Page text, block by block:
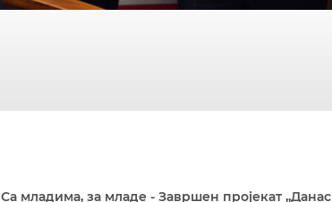
Са младима, за младе - Завршен пројекат „Данас